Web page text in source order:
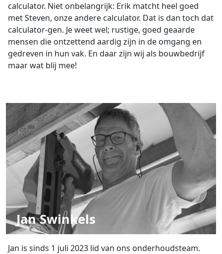
calculator. Niet onbelangrijk: Erik matcht heel goed
met Steven, onze andere calculator. Dat is dan toch dat
calculator-gen. Je weet wel; rustige, goed geaarde
mensen die ontzettend aardig zijn in de omgang en
gedreven in hun vak. En daar zijn wij als bouwbedrijf
maar wat blij mee!
Jan Swinkels
Jan is sinds 1 juli 2023 lid van ons onderhoudsteam.